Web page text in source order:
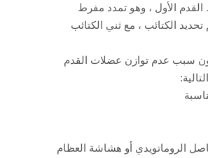
الأول ، وهو تمدد مفرط
تحديد الكتائب ، مع ثني الكتائب
سبب عدم توازن عضلات القدم
الروماتويدي أو هشاشة العظام